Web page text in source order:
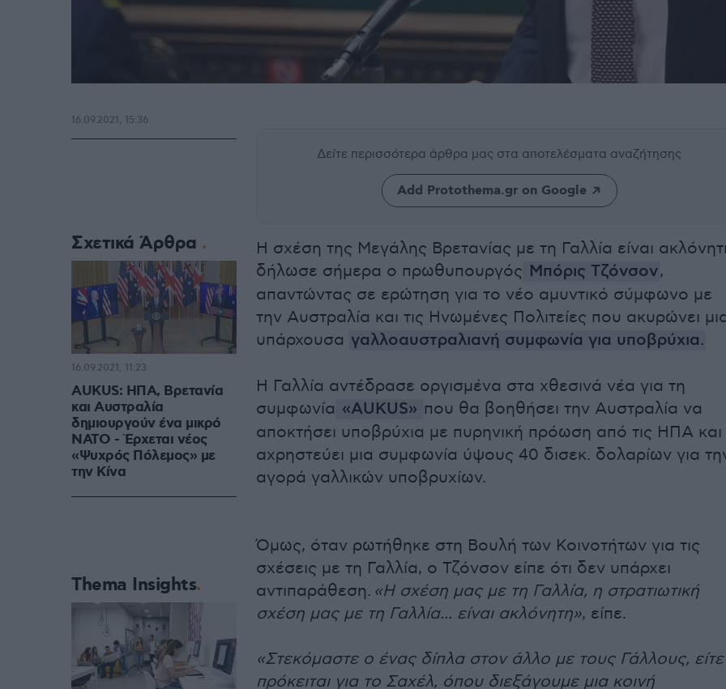
Δείτε περισσότερα άρθρα μας στα αποτελέσματα αναζήτησης
Add Protothema.gr on Google
Η σχέση της Μεγάλης Βρετανίας με τη Γαλλία είναι
δήλωσε σήμερα ο πρωθυπουργός Μπόρις Τζόνσον,
απαντώντας σε ερώτηση για το νέο αμυντικό σύμφωνo με
την Αυστραλία και τις Ηνωμένες Πολιτείες που ακυρώνει
υπάρχουσα γαλλοαυστραλιανή συμφωνία για υποβρύχια.
Η Γαλλία αντέδρασε οργισμένα στα χθεσινά νέα για τη
συμφωνία «AUKUS» που θα βοηθήσει την Αυστραλία να
αποκτήσει υποβρύχια με πυρηνική πρόωση από τις ΗΠΑ και
αχρηστεύει μια συμφωνία ύψους 40 δισεκ. δολαρίων για
αγορά γαλλικών υποβρυχίων.
Όμως, όταν ρωτήθηκε στη Βουλή των Κοινοτήτων για τις
σχέσεις με τη Γαλλία, ο Τζόνσον είπε ότι δεν υπάρχει
αντιπαράθεση. «Η σχέση μας με τη Γαλλία, η στρατιωτική
σχέση μας με τη Γαλλία... είναι ακλόνητη», είπε.
«Στεκόμαστε ο ένας δίπλα στον άλλο με τους Γάλλους, είτε
πρόκειται για το Σαχέλ, όπου διεξάγουμε μια κοινή
16.09.2021, 15:36
Σχετικά Άρθρα
AUKUS: ΗΠΑ, Βρετανία
και Αυστραλία
δημιουργούν ένα μικρό
ΝΑΤΟ - Έρχεται νέος
«Ψυχρός Πόλεμος» με
την Κίνα
16.09.2021, 11:23
Thema Insights